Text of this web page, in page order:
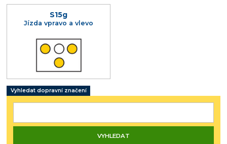
S15g
Jízda vpravo a vlevo
Vyhledat dopravní značení